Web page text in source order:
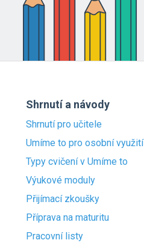
Shrnutí a návody
Shrnutí pro učitele
Umíme to pro osobní využití
Typy cvičení v Umíme to
Výukové moduly
Přijímací zkoušky
Příprava na maturitu
Pracovní listy